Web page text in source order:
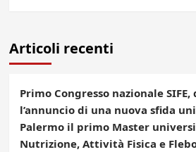
Articoli recenti
Primo Congresso nazionale SIFE,
l’annuncio di una nuova sfida
Palermo il primo Master
Nutrizione, Attività Fisica e